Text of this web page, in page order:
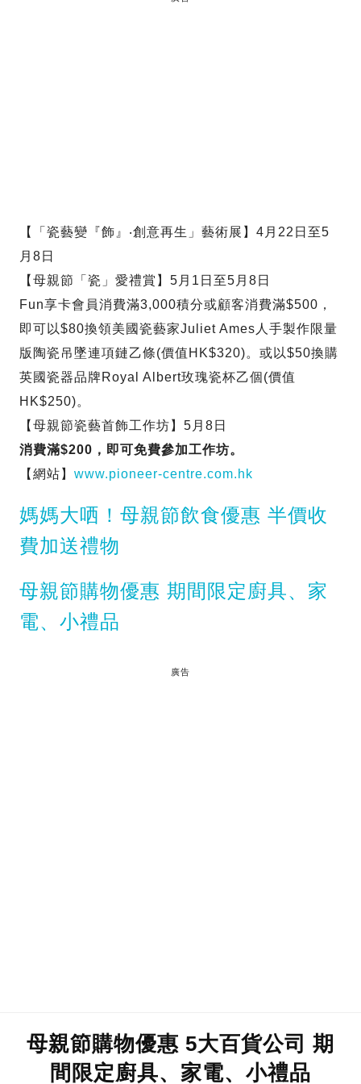
【「瓷藝變『飾』‧創意再生」藝術展】4月22日至5
月8日
【母親節「瓷」愛禮賞】5月1日至5月8日
Fun享卡會員消費滿3,000積分或顧客消費滿$500，
即可以$80換領美國瓷藝家Juliet Ames人手製作限量
版陶瓷吊墜連項鏈乙條(價值HK$320)。或以$50換購
英國瓷器品牌Royal Albert玫瑰瓷杯乙個(價值
HK$250)。
【母親節瓷藝首飾工作坊】5月8日
消費滿$200，即可免費參加工作坊。
【網站】 www.pioneer-centre.com.hk
媽媽大哂！母親節飲食優惠 半價收
費加送禮物
母親節購物優惠 期間限定廚具、家
電、小禮品
廣告
母親節購物優惠 5大百貨公司 期
間限定廚具、家電、小禮品